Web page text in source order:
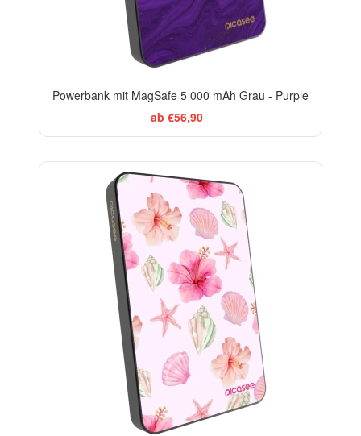
Powerbank mit MagSafe 5 000 mAh Grau - Purple
ab €56,90